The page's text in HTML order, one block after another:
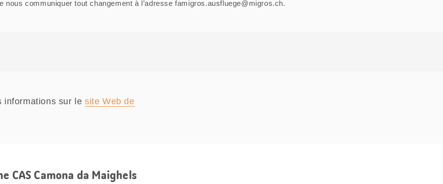
nous communiquer tout changement à l’adresse famigros.ausfluege@migros.ch.
informations sur lesite Web de
CAS Camona da Maighels